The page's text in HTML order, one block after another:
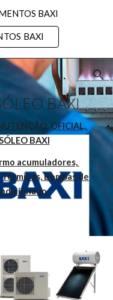
BAXI
BAXI
BAXI
OFICIAL,
BAXI
acumuladores,
Bombas de